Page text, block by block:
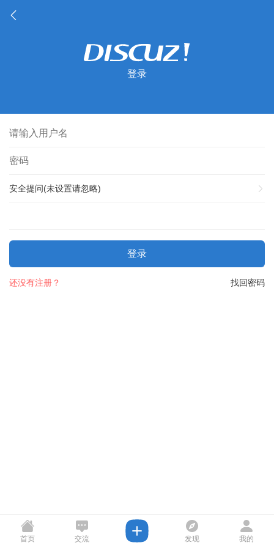
登录
安全提问(未设置请忽略)
登录
找回密码
还没有注册？
首页 交流 发现 我的